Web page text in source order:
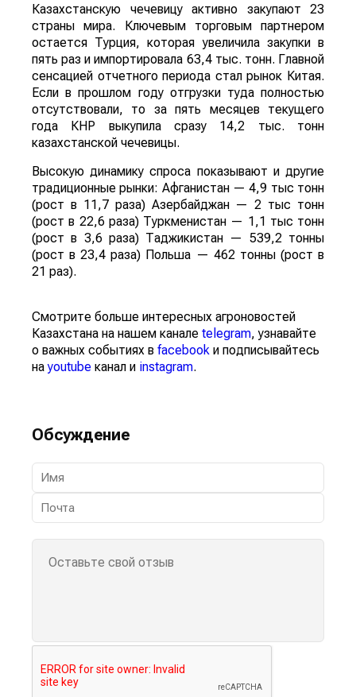
Казахстанскую чечевицу активно закупают 23
страны мира. Ключевым торговым партнером
остается Турция, которая увеличила закупки в
пять раз и импортировала 63,4 тыс. тонн. Главной
сенсацией отчетного периода стал рынок Китая.
Если в прошлом году отгрузки туда полностью
отсутствовали, то за пять месяцев текущего
года КНР выкупила сразу 14,2 тыс. тонн
казахстанской чечевицы.
Высокую динамику спроса показывают и другие
традиционные рынки: Афганистан — 4,9 тыс тонн
(рост в 11,7 раза) Азербайджан — 2 тыс тонн
(рост в 22,6 раза) Туркменистан — 1,1 тыс тонн
(рост в 3,6 раза) Таджикистан — 539,2 тонны
(рост в 23,4 раза) Польша — 462 тонны (рост в
21 раз).
Смотрите больше интересных агроновостей
Казахстана на нашем канале telegram, узнавайте
о важных событиях в facebook и подписывайтесь
наyoutube канал и instagram.
Обсуждение